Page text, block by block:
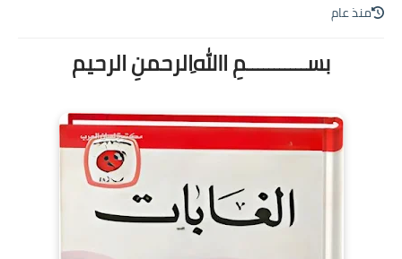
منذ عام
بســـــــــــمِ اﷲِالرحمنِ الرحيم